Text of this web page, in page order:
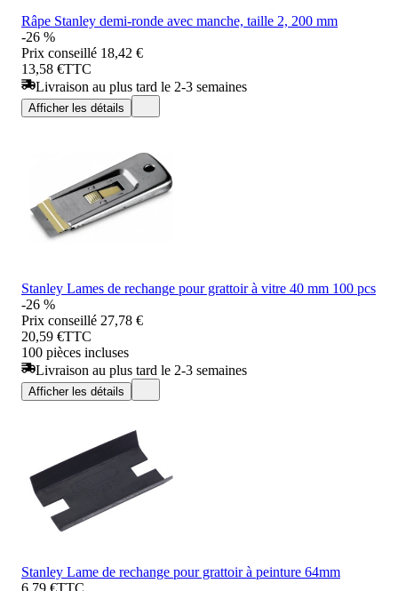
Râpe Stanley demi-ronde avec manche, taille 2, 200 mm
-26 %
Prix conseillé 18,42 €
13,58 €TTC
Livraison au plus tard le 2-3 semaines
Afficher les détails
Stanley Lames de rechange pour grattoir à vitre 40 mm 100 pcs
-26 %
Prix conseillé 27,78 €
20,59 €TTC
100 pièces incluses
Livraison au plus tard le 2-3 semaines
Afficher les détails
Stanley Lame de rechange pour grattoir à peinture 64mm
6,79 €TTC